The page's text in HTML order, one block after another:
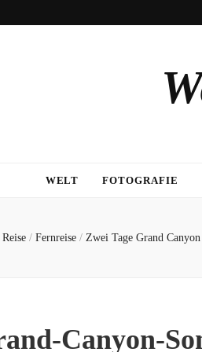
WELT FOTOGRAFIE
Reise / Fernreise / Zwei Tage Grand
Canyon-